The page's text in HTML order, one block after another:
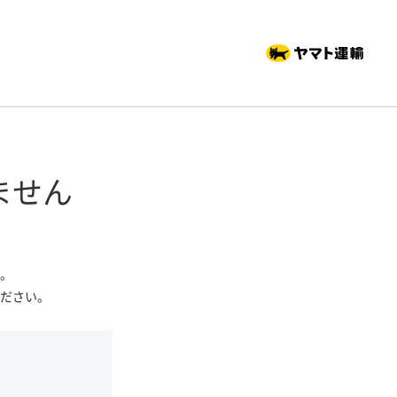
せん
さい。